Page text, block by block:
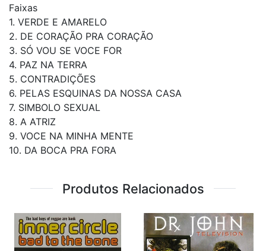
Faixas
1. VERDE E AMARELO
2. DE CORAÇÃO PRA CORAÇÃO
3. SÓ VOU SE VOCE FOR
4. PAZ NA TERRA
5. CONTRADIÇÕES
6. PELAS ESQUINAS DA NOSSA CASA
7. SIMBOLO SEXUAL
8. A ATRIZ
9. VOCE NA MINHA MENTE
10. DA BOCA PRA FORA
Produtos Relacionados